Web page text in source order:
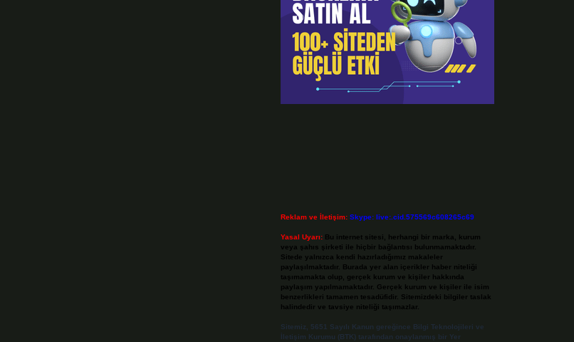
Reklam ve İletişim: Skype: live:.cid.575569c608265c69
Yasal Uyarı: Bu internet sitesi, herhangi bir marka, kurum
veya şahıs şirketi ile hiçbir bağlantısı bulunmamaktadır.
Sitede yalnızca kendi hazırladığımız makaleler
paylaşılmaktadır. Burada yer alan içerikler haber niteliği
taşımamakta olup, gerçek kurum ve kişiler hakkında
paylaşım yapılmamaktadır. Gerçek kurum ve kişiler ile isim
benzerlikleri tamamen tesadüfidir. Sitemizdeki bilgiler taslak
halindedir ve tavsiye niteliği taşımazlar.
Sitemiz, 5651 Sayılı Kanun gereğince Bilgi Teknolojileri ve
İletişim Kurumu (BTK) tarafından onaylanmış bir Yer